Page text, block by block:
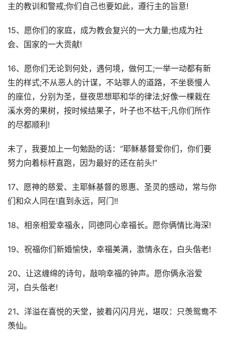
主的教训和警戒;你们自己也要如此，遵行主的旨意!
15、愿你们的家庭，成为教会复兴的一大力量;也成为社
会、国家的一大贡献!
16、愿你们无论到何处，遇何境，做何工;一举一动都有新
生的样式;不从恶人的计谋，不站罪人的道路，不坐亵慢人
的座位，分别为圣，昼夜思想耶和华的律法;好像一棵栽在
溪水旁的果树，按时候结果子，叶子也不枯干;凡你们所作
的尽都顺利!
未了，我要加上一句勉励的话：“耶稣基督爱你们，你们要
努力向着标杆直跑，因为最好的还在前头!”
17、愿神的慈爱、主耶稣基督的恩惠、圣灵的感动，常与你
们和众人同在!直到永远，阿门!!
18、相亲相爱幸福永，同德同心幸福长。愿你俩情比海深!
19、祝福你们新婚愉快，幸福美满，激情永在，白头偕老!
20、让这缠绵的诗句，敲响幸福的钟声。愿你俩永浴爱
河，白头偕老!
21、洋溢在喜悦的天堂，披着闪闪月光，堪叹：只羡鸳鸯不
羡仙。